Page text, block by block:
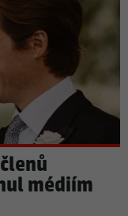
médiím